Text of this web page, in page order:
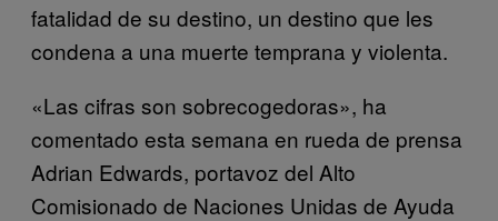
fatalidad de su destino, un destino que les
condena a una muerte temprana y violenta.
«Las cifras son sobrecogedoras», ha
comentado esta semana en rueda de prensa
Adrian Edwards, portavoz del Alto
Comisionado de Naciones Unidas de Ayuda